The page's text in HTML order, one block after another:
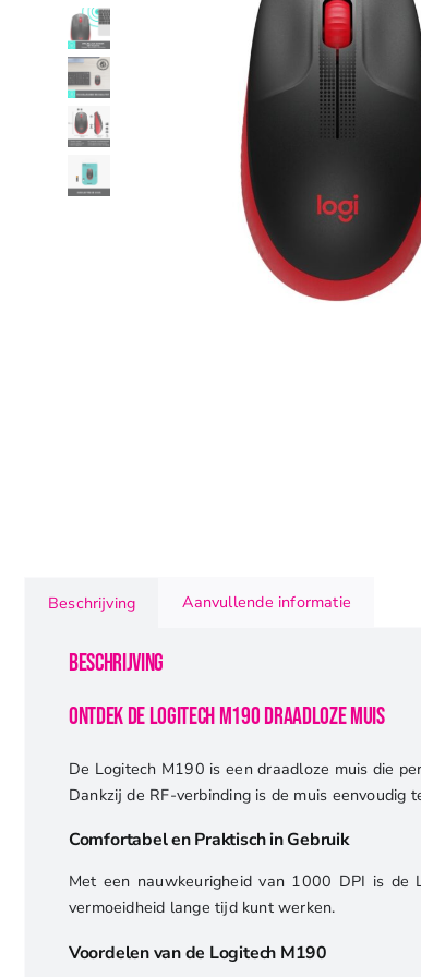
Beschrijving Aanvullende informatie
Beschrijving
Ontdek de Logitech M190 Draadloze Muis
De Logitech M190 is een draadloze muis die
Dankzij de RF-verbinding is de muis
Comfortabel en Praktisch in Gebruik
Met een nauwkeurigheid van 1000 DPI is
vermoeidheid lange tijd kunt werken.
Voordelen van de Logitech M190